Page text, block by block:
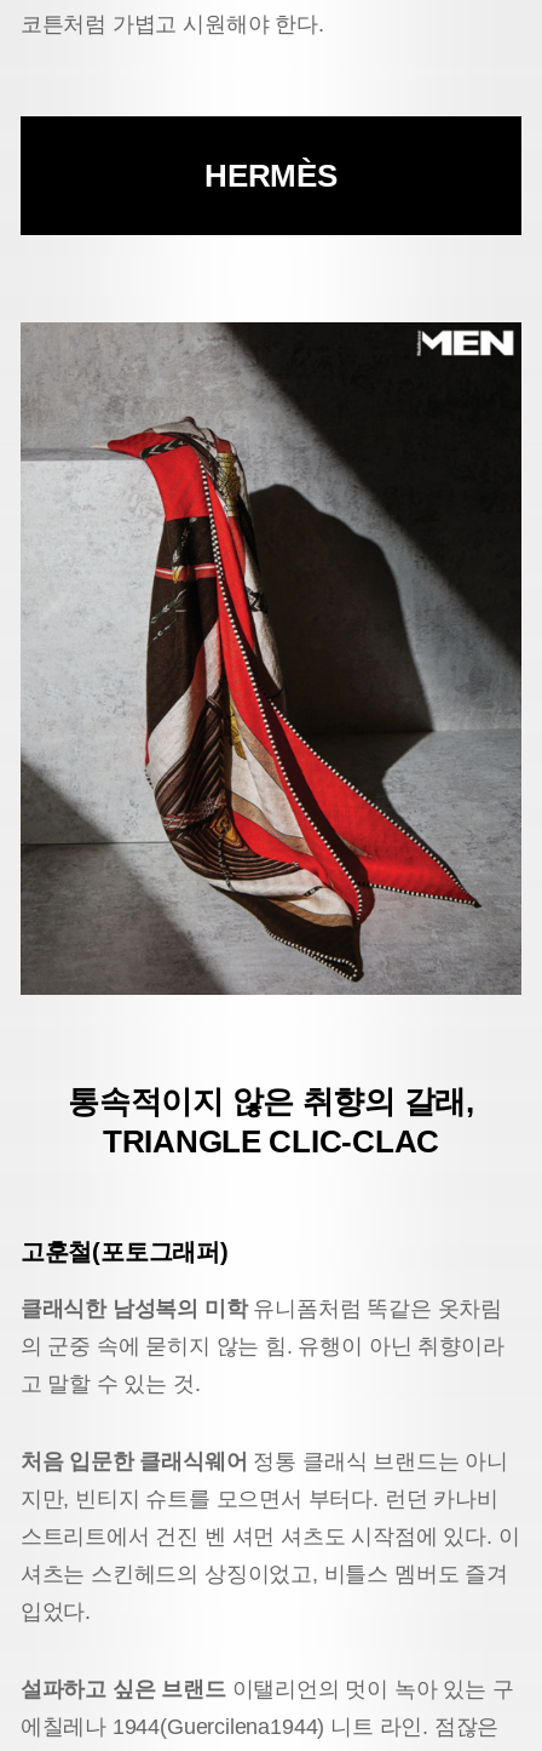
코튼처럼 가볍고 시원해야 한다.
HERMÈS
통속적이지 않은 취향의 갈래,
TRIANGLE CLIC-CLAC
고훈철(포토그래퍼)
클래식한 남성복의 미학유니폼처럼 똑같은 옷차림
의 군중 속에 묻히지 않는 힘. 유행이 아닌 취향이라
고 말할 수 있는 것.
처음 입문한 클래식웨어 정통 클래식 브랜드는 아니
지만, 빈티지 슈트를 모으면서 부터다. 런던 카나비
스트리트에서 건진 벤 셔먼 셔츠도 시작점에 있다. 이
셔츠는 스킨헤드의 상징이었고, 비틀스 멤버도 즐겨
입었다.
설파하고 싶은 브랜드이탤리언의 멋이 녹아 있는 구
에칠레나 1944(Guercilena1944) 니트 라인. 점잖은